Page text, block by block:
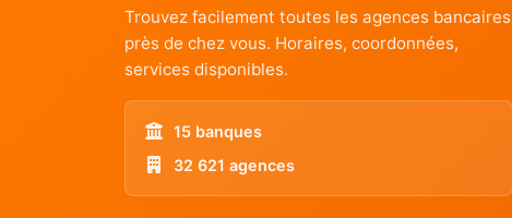
Trouvez facilement toutes les agences bancaires
près de chez vous. Horaires, coordonnées,
services disponibles.
15 banques
32 621 agences